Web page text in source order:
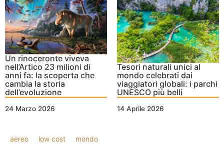
Un rinoceronte viveva
nell’Artico 23 milioni di
anni fa: la scoperta che
cambia la storia
dell’evoluzione
24 Marzo 2026
Tesori naturali unici al
mondo celebrati dai
viaggiatori globali: i parchi
UNESCO più belli
14 Aprile 2026
aereo low cost mondo